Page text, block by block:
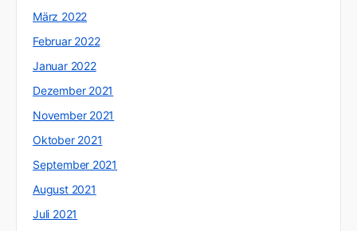
März 2022
Februar 2022
Januar 2022
Dezember 2021
November 2021
Oktober 2021
September 2021
August 2021
Juli 2021